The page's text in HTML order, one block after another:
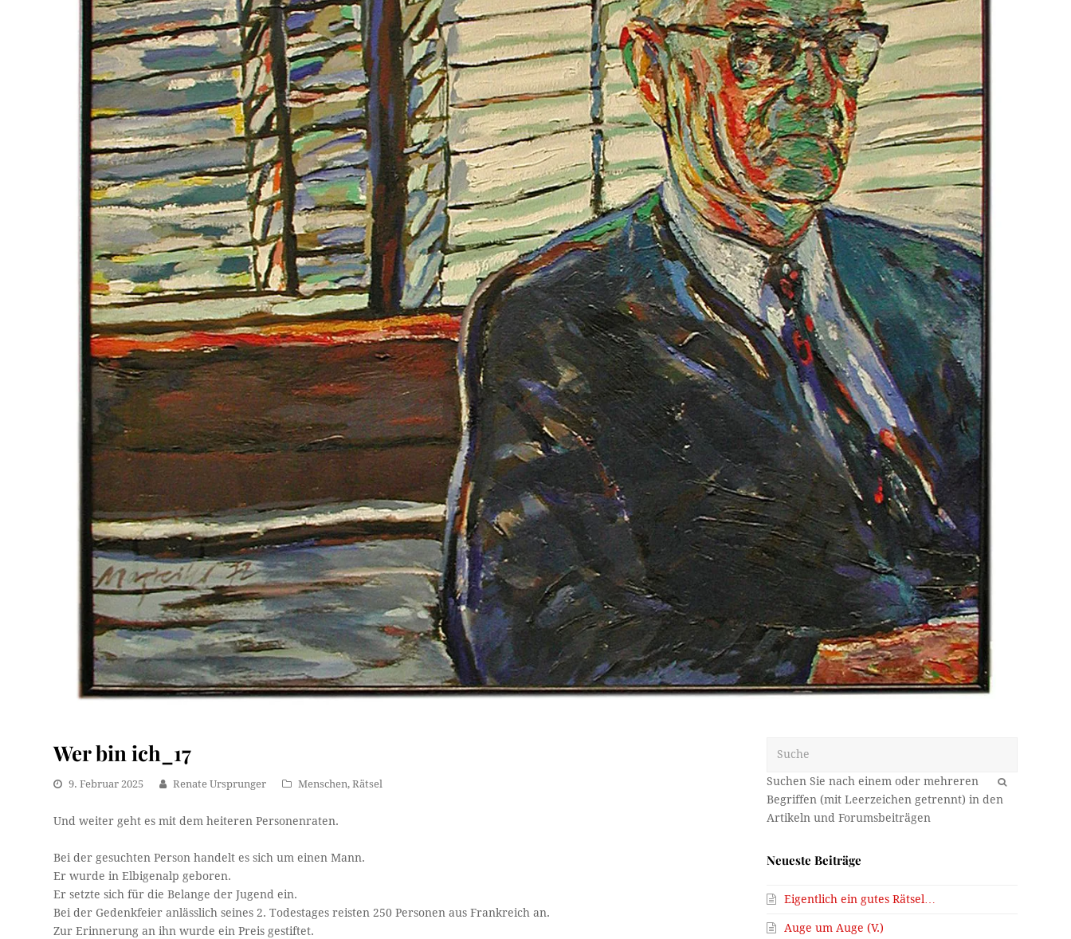
Wer bin ich_17
9. Februar 2025 Renate Ursprunger Menschen,Rätsel
Und weiter geht es mit dem heiteren Personenraten.
Bei der gesuchten Person handelt es sich um einen Mann.
Er wurde in Elbigenalp geboren.
Er setzte sich für die Belange der Jugend ein.
Bei der Gedenkfeier anlässlich seines 2. Todestages reisten 250 Personen aus Frankreich an.
Zur Erinnerung an ihn wurde ein Preis gestiftet.
OK
Neueste Beiträge
Eigentlich ein gutes Rätsel…
Auge um Auge (V.)